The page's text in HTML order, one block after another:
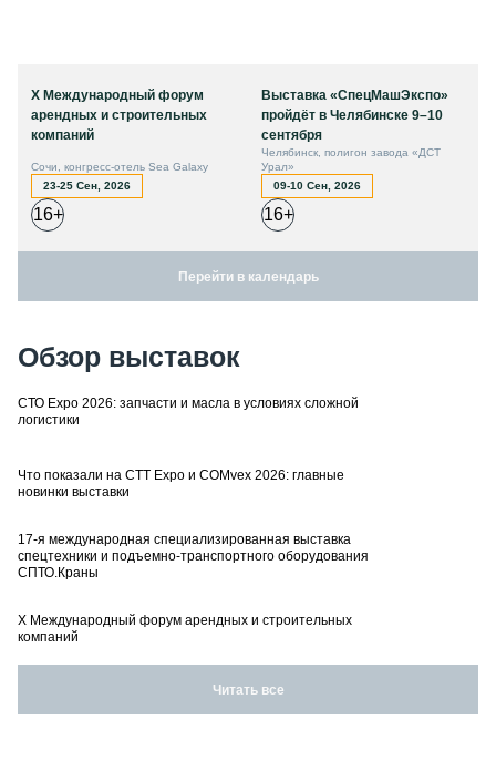
X Международный форум
арендных и строительных
компаний
Сочи, конгресс-отель Sea Galaxy
23-25 Сен, 2026
16+
Выставка «СпецМашЭкспо»
пройдёт в Челябинске 9–10
сентября
Челябинск, полигон завода «ДСТ
Урал»
09-10 Сен, 2026
16+
Перейти в календарь
Обзор выставок
СТО Expo 2026: запчасти и масла в условиях сложной
логистики
Что показали на CTT Expo и COMvex 2026: главные
новинки выставки
17-я международная специализированная выставка
спецтехники и подъемно-транспортного оборудования
СПТО.Краны
X Международный форум арендных и строительных
компаний
Читать все